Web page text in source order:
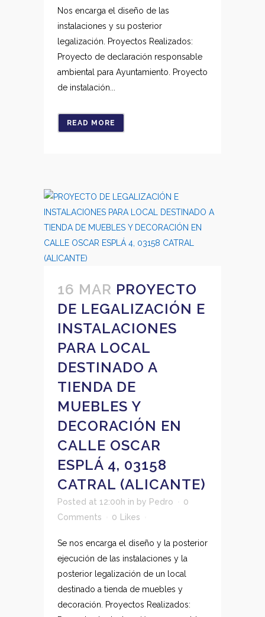
Nos encarga el diseño de las
instalaciones y su posterior
legalización. Proyectos Realizados:
Proyecto de declaración responsable
ambiental para Ayuntamiento. Proyecto
de instalación...
READ MORE
16 MAR PROYECTO
DE LEGALIZACIÓN E
INSTALACIONES
PARA LOCAL
DESTINADO A
TIENDA DE
MUEBLES Y
DECORACIÓN EN
CALLE OSCAR
ESPLÁ 4, 03158
CATRAL (ALICANTE)
Posted at 12:00h in by Pedro
0
Comments
0 Likes
Se nos encarga el diseño y la posterior
ejecución de las instalaciones y la
posterior legalización de un local
destinado a tienda de muebles y
decoración. Proyectos Realizados: